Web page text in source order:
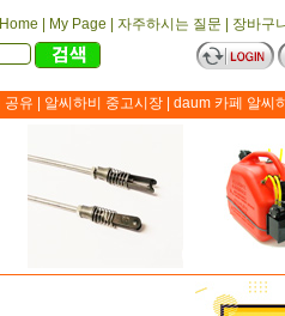
Home My Page 자주하시는 질문
장바구
공유 알씨하비 중고시장 daum 카페 알씨